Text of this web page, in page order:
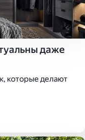
даже
которые делают